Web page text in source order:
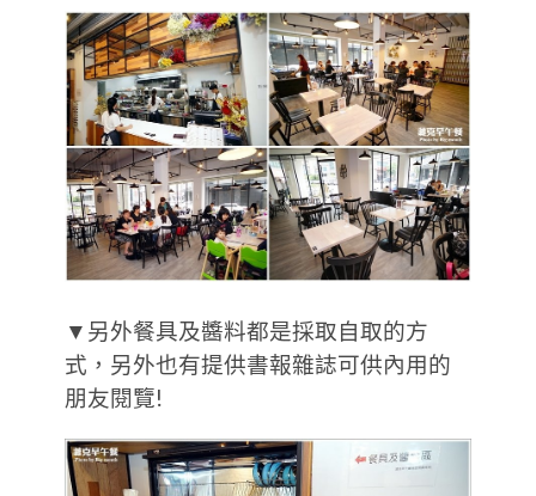
▼另外餐具及醬料都是採取自取的方
式，另外也有提供書報雜誌可供內用的
朋友閱覽!